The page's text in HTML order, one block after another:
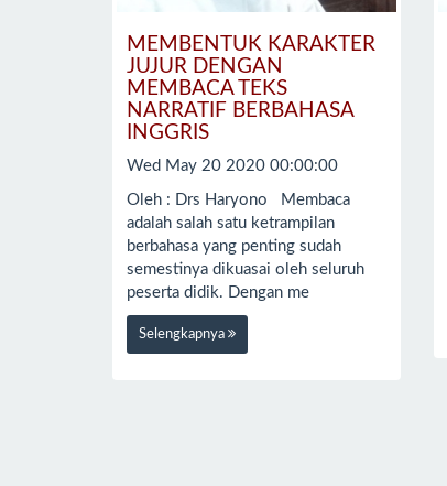
MEMBENTUK KARAKTER
JUJUR DENGAN
MEMBACA TEKS
NARRATIF BERBAHASA
INGGRIS
Wed May 20 2020 00:00:00
Oleh : Drs Haryono Membaca
adalah salah satu ketrampilan
berbahasa yang penting sudah
semestinya dikuasai oleh seluruh
peserta didik. Dengan me
Selengkapnya